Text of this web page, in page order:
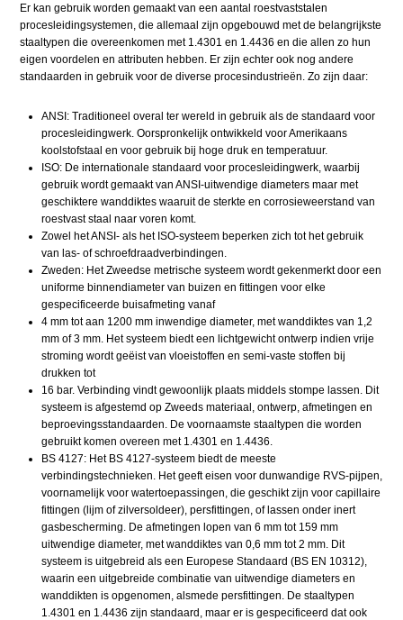
Er kan gebruik worden gemaakt van een aantal roestvaststalen
procesleidingsystemen, die allemaal zijn opgebouwd met de belangrijkste
staaltypen die overeenkomen met 1.4301 en 1.4436 en die allen zo hun
eigen voordelen en attributen hebben. Er zijn echter ook nog andere
standaarden in gebruik voor de diverse procesindustrieën. Zo zijn daar:
ANSI: Traditioneel overal ter wereld in gebruik als de standaard voor
procesleidingwerk. Oorspronkelijk ontwikkeld voor Amerikaans
koolstofstaal en voor gebruik bij hoge druk en temperatuur.
ISO: De internationale standaard voor procesleidingwerk, waarbij
gebruik wordt gemaakt van ANSI-uitwendige diameters maar met
geschiktere wanddiktes waaruit de sterkte en corrosieweerstand van
roestvast staal naar voren komt.
Zowel het ANSI- als het ISO-systeem beperken zich tot het gebruik
van las- of schroefdraadverbindingen.
Zweden: Het Zweedse metrische systeem wordt gekenmerkt door een
uniforme binnendiameter van buizen en fittingen voor elke
gespecificeerde buisafmeting vanaf
4 mm tot aan 1200 mm inwendige diameter, met wanddiktes van 1,2
mm of 3 mm. Het systeem biedt een lichtgewicht ontwerp indien vrije
stroming wordt geëist van vloeistoffen en semi-vaste stoffen bij
drukken tot
16 bar. Verbinding vindt gewoonlijk plaats middels stompe lassen. Dit
systeem is afgestemd op Zweeds materiaal, ontwerp, afmetingen en
beproevingsstandaarden. De voornaamste staaltypen die worden
gebruikt komen overeen met 1.4301 en 1.4436.
BS 4127: Het BS 4127-systeem biedt de meeste
verbindingstechnieken. Het geeft eisen voor dunwandige RVS-pijpen,
voornamelijk voor watertoepassingen, die geschikt zijn voor capillaire
fittingen (lijm of zilversoldeer), persfittingen, of lassen onder inert
gasbescherming. De afmetingen lopen van 6 mm tot 159 mm
uitwendige diameter, met wanddiktes van 0,6 mm tot 2 mm. Dit
systeem is uitgebreid als een Europese Standaard (BS EN 10312),
waarin een uitgebreide combinatie van uitwendige diameters en
wanddikten is opgenomen, alsmede persfittingen. De staaltypen
1.4301 en 1.4436 zijn standaard, maar er is gespecificeerd dat ook